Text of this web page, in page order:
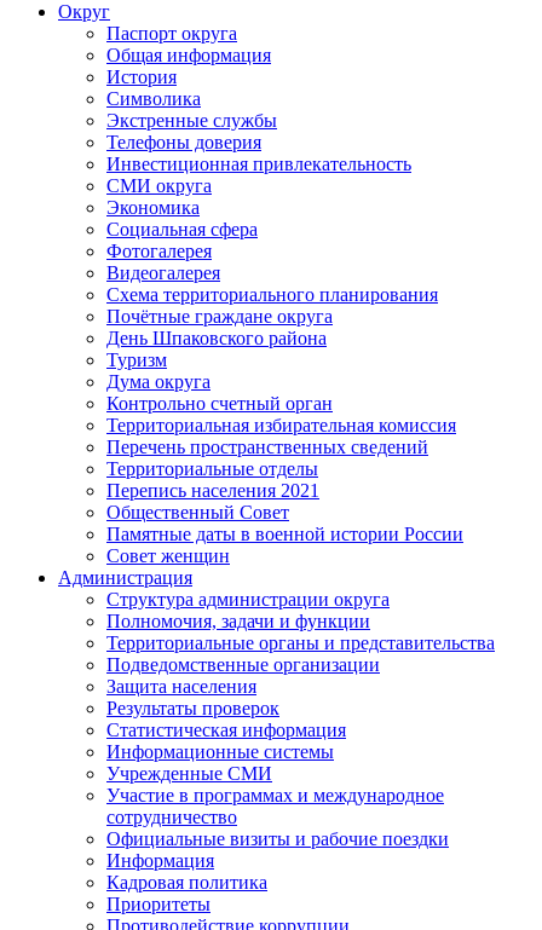
Округ
Паспорт округа
Общая информация
История
Символика
Экстренные службы
Телефоны доверия
Инвестиционная привлекательность
СМИ округа
Экономика
Социальная сфера
Фотогалерея
Видеогалерея
Схема территориального планирования
Почётные граждане округа
День Шпаковского района
Туризм
Дума округа
Контрольно счетный орган
Территориальная избирательная комиссия
Перечень пространственных сведений
Территориальные отделы
Перепись населения 2021
Общественный Совет
Памятные даты в военной истории России
Совет женщин
Администрация
Структура администрации округа
Полномочия, задачи и функции
Территориальные органы и представительства
Подведомственные организации
Защита населения
Результаты проверок
Статистическая информация
Информационные системы
Учрежденные СМИ
Участие в программах и международное
сотрудничество
Официальные визиты и рабочие поездки
Информация
Кадровая политика
Приоритеты